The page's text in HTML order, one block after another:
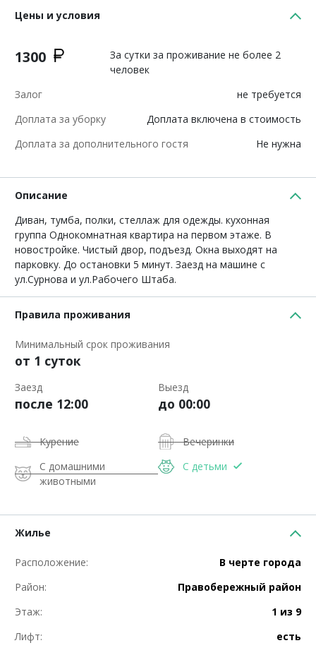
Цены и условия
1300
За сутки за проживание не более 2
человек
Залог
не требуется
Доплата за уборку
Доплата включена в стоимость
Доплата за дополнительного гостя
Не нужна
Описание
Диван, тумба, полки, стеллаж для одежды. кухонная
группа Однокомнатная квартира на первом этаже. В
новостройке. Чистый двор, подъезд. Окна выходят на
парковку. До остановки 5 минут. Заезд на машине с
ул.Сурнова и ул.Рабочего Штаба.
Правила проживания
Минимальный срок проживания
от 1 суток
Заезд
после 12:00
Выезд
до 00:00
Курение
Вечеринки
С домашними
животными
С детьми
Жилье
Расположение:
В черте города
Район:
Правобережный район
Этаж:
1 из 9
Лифт:
есть